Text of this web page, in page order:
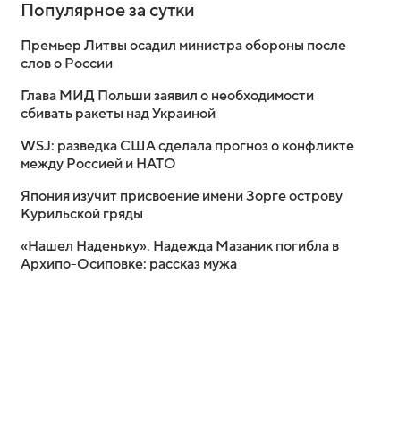
Популярное за сутки
Премьер Литвы осадил министра обороны после
слов о России
Глава МИД Польши заявил о необходимости
сбивать ракеты над Украиной
WSJ: разведка США сделала прогноз о конфликте
между Россией и НАТО
Япония изучит присвоение имени Зорге острову
Курильской гряды
«Нашел Наденьку». Надежда Мазаник погибла в
Архипо-Осиповке: рассказ мужа